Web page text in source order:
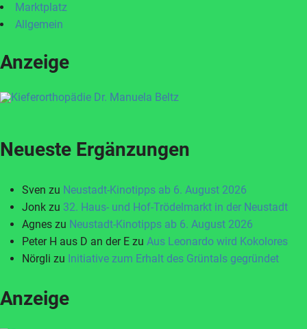
Marktplatz
Allgemein
Anzeige
Neueste Ergänzungen
Sven zu Neustadt-Kinotipps ab 6. August 2026
Jonk zu 32. Haus- und Hof-Trödelmarkt in der Neustadt
Agnes zu Neustadt-Kinotipps ab 6. August 2026
Peter H aus D an der E zu Aus Leonardo wird Kokolores
Nörgli zu Initiative zum Erhalt des Grüntals gegründet
Anzeige